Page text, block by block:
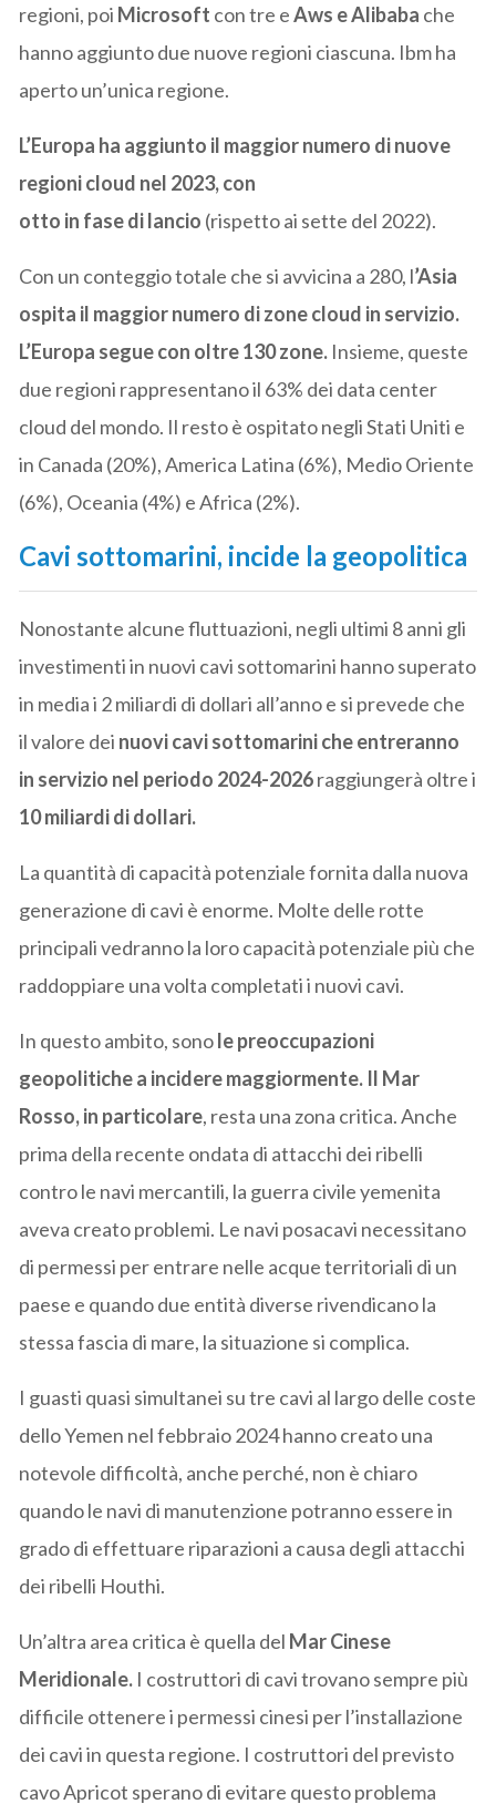
regioni, poi Microsoft con tre eAws e Alibaba che
hanno aggiunto due nuove regioni ciascuna. Ibm ha
aperto un’unica regione.
L’Europa ha aggiunto il maggior numero di nuove
regioni cloud nel 2023, con
otto in fase di lancio (rispetto ai sette del 2022).
Con un conteggio totale che si avvicina a 280, l’Asia
ospita il maggior numero di zone cloud in servizio.
L’Europa segue con oltre 130 zone. Insieme, queste
due regioni rappresentano il 63% dei data center
cloud del mondo. Il resto è ospitato negli Stati Uniti e
in Canada (20%), America Latina (6%), Medio Oriente
(6%), Oceania (4%) e Africa (2%).
Cavi sottomarini, incide la geopolitica
Nonostante alcune fluttuazioni, negli ultimi 8 anni gli
investimenti in nuovi cavi sottomarini hanno superato
in media i 2 miliardi di dollari all’anno e si prevede che
il valore dei nuovi cavi sottomarini che entreranno
in servizio nel periodo 2024-2026raggiungerà oltre i
10 miliardi di dollari.
La quantità di capacità potenziale fornita dalla nuova
generazione di cavi è enorme. Molte delle rotte
principali vedranno la loro capacità potenziale più che
raddoppiare una volta completati i nuovi cavi.
In questo ambito, sonole preoccupazioni
geopolitiche a incidere maggiormente. Il Mar
Rosso, in particolare, resta una zona critica. Anche
prima della recente ondata di attacchi dei ribelli
contro le navi mercantili, la guerra civile yemenita
aveva creato problemi. Le navi posacavi necessitano
di permessi per entrare nelle acque territoriali di un
paese e quando due entità diverse rivendicano la
stessa fascia di mare, la situazione si complica.
I guasti quasi simultanei su tre cavi al largo delle coste
dello Yemen nel febbraio 2024 hanno creato una
notevole difficoltà, anche perché, non è chiaro
quando le navi di manutenzione potranno essere in
grado di effettuare riparazioni a causa degli attacchi
dei ribelli Houthi.
Un’altra area critica è quella del Mar Cinese
Meridionale. I costruttori di cavi trovano sempre più
difficile ottenere i permessi cinesi per l’installazione
dei cavi in ​​questa regione. I costruttori del previsto
cavo Apricot sperano di evitare questo problema